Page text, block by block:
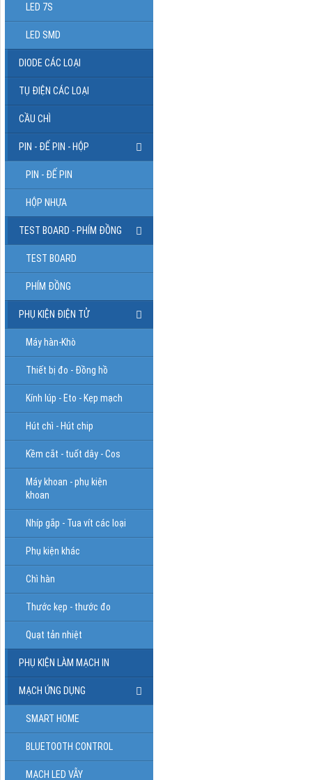
LED 7S
LED SMD
DIODE CÁC LOẠI
TỤ ĐIỆN CÁC LOẠI
CẦU CHÌ
PIN - ĐẾ PIN - HỘP
PIN - ĐẾ PIN
HỘP NHỰA
TEST BOARD - PHÍM ĐỒNG
TEST BOARD
PHÍM ĐỒNG
PHỤ KIỆN ĐIỆN TỬ
Máy hàn-Khò
Thiết bị đo - Đồng hồ
Kính lúp - Eto - Kẹp mạch
Hút chì - Hút chip
Kềm cắt - tuốt dây - Cos
Máy khoan - phụ kiện
khoan
Nhíp gắp - Tua vít các loại
Phụ kiện khác
Chì hàn
Thước kẹp - thước đo
Quạt tản nhiệt
PHỤ KIỆN LÀM MẠCH IN
MẠCH ỨNG DỤNG
SMART HOME
BLUETOOTH CONTROL
MẠCH LED VẪY